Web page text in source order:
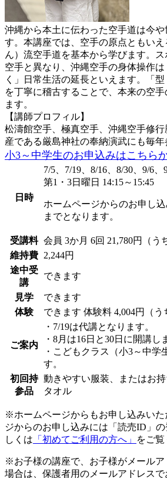
沖縄から本土に伝わった空手道は今や
す。本講座では、空手の原点ともいえ
ん）流空手道を基本から学びます。
空手と異なり、沖縄空手の身体操作
く」日常生活の延長といえます。「
を丁寧に稽古することで、本来の空
ます。
【講師プロフィル】
松濤館空手、極真空手、沖縄空手修
産である厳島神社の奉納演武にも毎年
小3～中学生のお申込みはこちら
日時
7/5、7/19、8/16、8/30、9/6、
第1・3日曜日 14:15～15:45
ホームページからのお申し
までとなります。
受講料 会員 3か月 6回 21,780円（う
維持費
2,244円
途中受
講
できます
見学
できます
体験
できます 体験料 4,004円（う
ご案内
・7/19は代講となります。
・8月は16日と30日に開講し
・こどもクラス（小3～中学
す。
初回持
参品
動きやすい服装、またはお持
タオル
※ホームページからもお申し込みいた
ジからのお申し込みには「読売ID」
しくは 「初めてご利用の方へ」 をご覧
※お子様の講座で、お子様がメールア
場合は、保護者用のメールアドレス